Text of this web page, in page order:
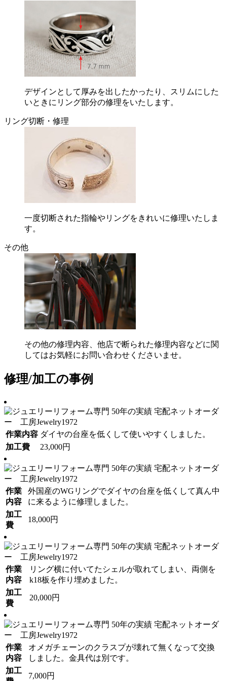
デザインとして厚みを出したかったり、スリムにした
いときにリング部分の修理をいたします。
リング切断・修理
一度切断された指輪やリングをきれいに修理いたしま
す。
その他
その他の修理内容、他店で断られた修理内容などに関
してはお気軽にお問い合わせくださいませ。
修理/加工の事例
作業内容 ダイヤの台座を低くして使いやすくしました。
加工費
23,000円
作業
内容
外国産のWGリングでダイヤの台座を低くして真ん中
に来るように修理しました。
加工
費
18,000円
作業
内容
リング横に付いてたシェルが取れてしまい、両側を
k18板を作り埋めました。
加工
費
20,000円
作業
内容
オメガチェーンのクラスプが壊れて無くなって交換
しました。金具代は別です。
加工
7,000円